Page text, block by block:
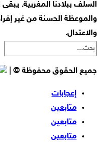
السلف ببلادنا المغربية.
والموعظة الحسنة من غير
والاعتدال.
جميع الحقوق محفوظة © |
إعجابات
متابعين
متابعين
متابعين